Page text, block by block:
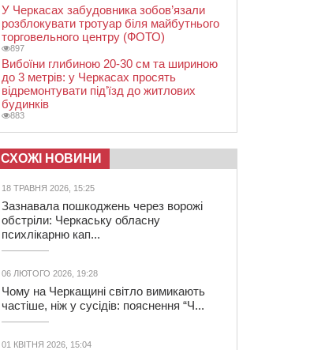
У Черкасах забудовника зобов’язали
розблокувати тротуар біля майбутнього
торговельного центру (ФОТО)
897
Вибоїни глибиною 20-30 см та шириною
до 3 метрів: у Черкасах просять
відремонтувати під’їзд до житлових
будинків
883
СХОЖІ НОВИНИ
18 ТРАВНЯ 2026, 15:25
Зазнавала пошкоджень через ворожі
обстріли: Черкаську обласну
психлікарню кап...
06 ЛЮТОГО 2026, 19:28
Чому на Черкащині світло вимикають
частіше, ніж у сусідів: пояснення “Ч...
01 КВІТНЯ 2026, 15:04